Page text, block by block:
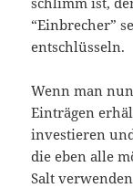
“Einbrecher”
entschlüsseln.
Wenn man
Einträgen
investieren
die eben alle
Salt